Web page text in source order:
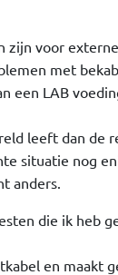
zijn voor
met
een LAB
leeft dan de
situatie nog
anders.
die ik heb
en maakt